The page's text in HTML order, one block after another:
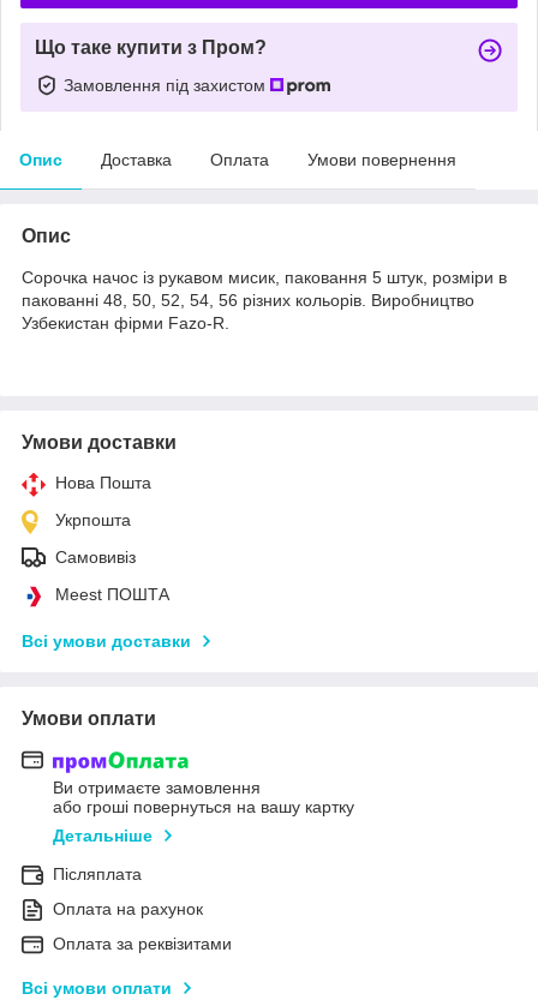
Що таке купити з Пром?
Замовлення під захистом
Опис Доставка Оплата Умови повернення
Опис
Сорочка начос із рукавом мисик, паковання 5 штук, розміри в
пакованні 48, 50, 52, 54, 56 різних кольорів. Виробництво
Узбекистан фірми Fazo-R.
Умови доставки
Нова Пошта
Укрпошта
Самовивіз
Meest ПОШТА
Всі умови доставки
Умови оплати
Ви отримаєте замовлення
або гроші повернуться на вашу картку
Детальніше
Післяплата
Оплата на рахунок
Оплата за реквізитами
Всі умови оплати